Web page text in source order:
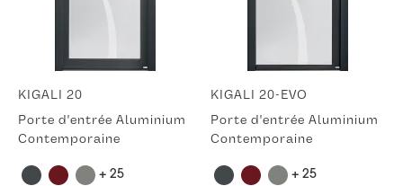
KIGALI 20
Porte d'entrée Aluminium
Contemporaine
+ 25
KIGALI 20-EVO
Porte d'entrée Aluminium
Contemporaine
+ 25